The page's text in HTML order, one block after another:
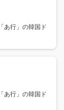
あ行」の韓国ド
あ行」の韓国ド